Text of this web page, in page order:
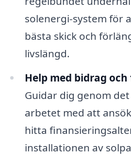
solenergi-system för
bästa skick och
livslängd.
Help med bidrag
Guidar dig genom
arbetet med att
hitta
installationen av